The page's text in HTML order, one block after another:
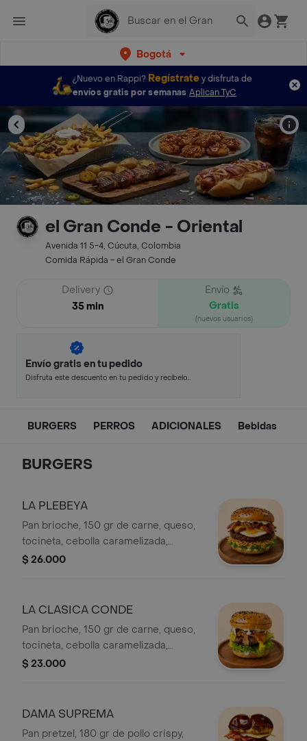
Bogotá
¿Nuevo en Rappi? Regístratey disfruta de
envíos gratis por semanas Aplican TyC
el Gran Conde - Oriental
Avenida 11 5-4, Cúcuta, Colombia
Comida Rápida - el Gran Conde
Delivery
35 min
Envío
Gratis
(nuevos usuarios)
Envío gratis en tu pedido
Disfruta este descuento en tu pedido y recíbelo
BURGERS PERROS ADICIONALES Bebidas
BURGERS
LA PLEBEYA
Pan brioche, 150 gr de carne, queso,
tocineta, cebolla caramelizada,
ripiopapa, huevo, vegetales y salsa de
$ 26.000
LA CLASICA CONDE
Pan brioche, 150 gr de carne, queso,
tocineta, cebolla caramelizada,
lechuga y salsa de la casa.
$ 23.000
DAMA SUPREMA
Pan pretzel, 180 gr de pollo crispy,